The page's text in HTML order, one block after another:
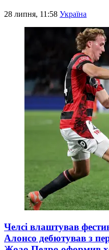
28 липня, 11:58 Україна
Челсі влаштував
Алонсо дебютував з